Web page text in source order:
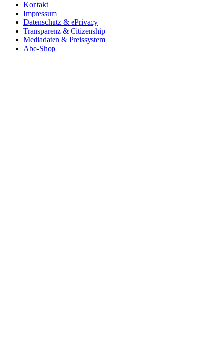
Kontakt
Impressum
Datenschutz & ePrivacy
Transparenz & Citizenship
Mediadaten & Preissystem
Abo-Shop